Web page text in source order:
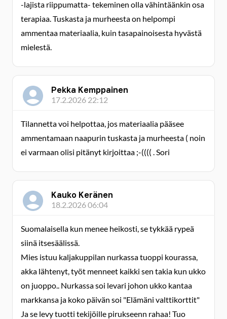
-lajista riippumatta- tekeminen olla vähintäänkin osa
terapiaa. Tuskasta ja murheesta on helpompi
ammentaa materiaalia, kuin tasapainoisesta hyvästä
mielestä.
Pekka Kemppainen
17.2.2026 22:12
Tilannetta voi helpottaa, jos materiaalia pääsee
ammentamaan naapurin tuskasta ja murheesta ( noin
ei varmaan olisi pitänyt kirjoittaa ;-(((( . Sori
Kauko Keränen
18.2.2026 06:04
Suomalaisella kun menee heikosti, se tykkää rypeä
siinä itsesäälissä.
Mies istuu kaljakuppilan nurkassa tuoppi kourassa,
akka lähtenyt, työt menneet kaikki sen takia kun ukko
on juoppo.. Nurkassa soi levari johon ukko kantaa
markkansa ja koko päivän soi "Elämäni valttikorttit"
Ja se levy tuotti tekijöille pirukseenn rahaa! Tuo